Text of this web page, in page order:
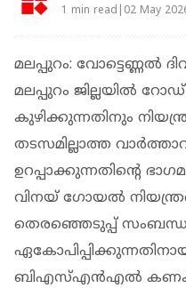
1 min read|02 May
മലപ്പുറം: വോട്ടെണ്ണൽ
മലപ്പുറം ജില്ലയിൽ
കുഴിക്കുന്നതിനും
തടസമില്ലാത്ത
ഉറപ്പാക്കുന്നതിന്റെ
വിനയ് ഗോയൽ
തെരഞ്ഞെടുപ്പ്
ബിഎസ്എൻഎൽ